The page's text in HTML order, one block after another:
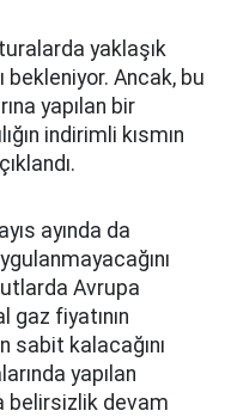
yaklaşık
bekleniyor. Ancak, bu
yapılan bir
indirimli kısmın
ayında da
Avrupa
gaz fiyatının
sabit kalacağını
yapılan
belirsizlik devam